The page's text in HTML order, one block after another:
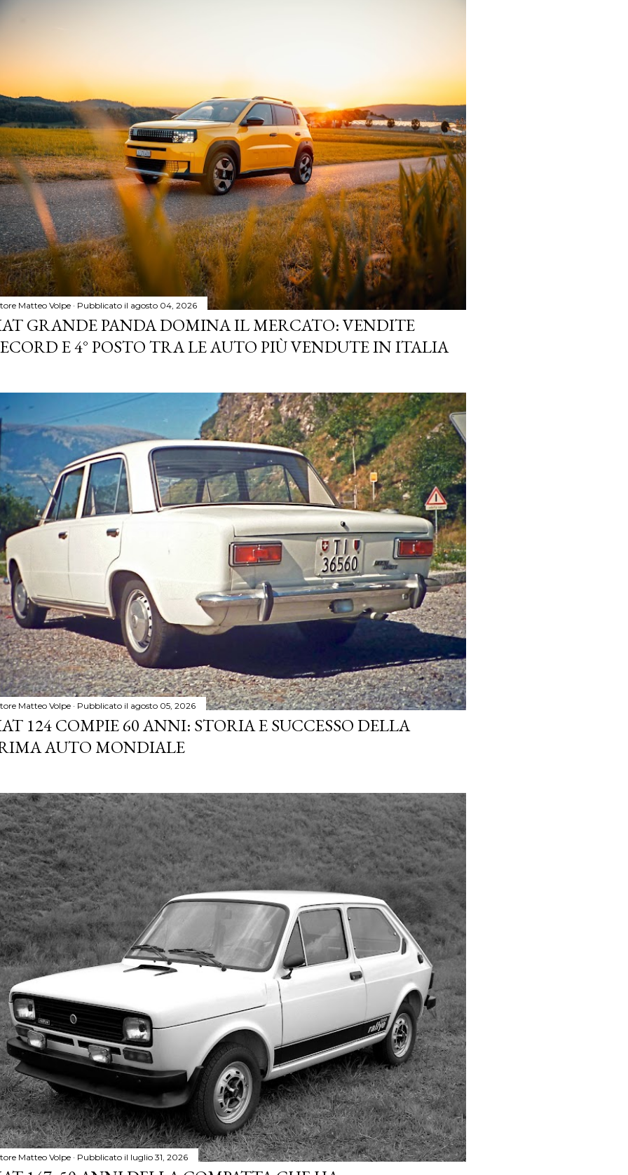
Matteo Volpe Pubblicato il agosto 04, 2026
GRANDE PANDA DOMINA IL MERCATO: VENDITE
E 4° POSTO TRA LE AUTO PIÙ VENDUTE IN ITALIA
Matteo Volpe Pubblicato il agosto 05, 2026
124 COMPIE 60 ANNI: STORIA E SUCCESSO DELLA
AUTO MONDIALE
Matteo Volpe Pubblicato il luglio 31, 2026